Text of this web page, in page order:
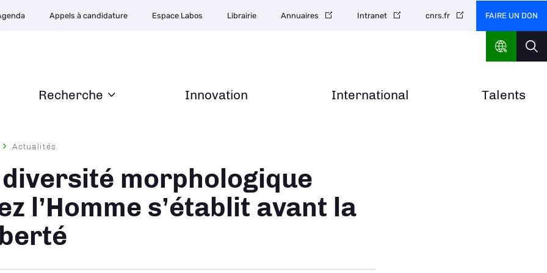
Recherche Innovation International Talents
Appels à candidature Espace Labos Librairie Annuaires Intranet cnrs.fr FAIRE UN DON
Actualités
diversité morphologique
l’Homme s’établit avant la